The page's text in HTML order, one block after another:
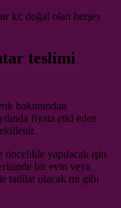
ki; doğal olan herşey
teslimi
bakımından
fiyata etki eden
yapılacak işin
bir evin veya
tadilat olacak mı gibi